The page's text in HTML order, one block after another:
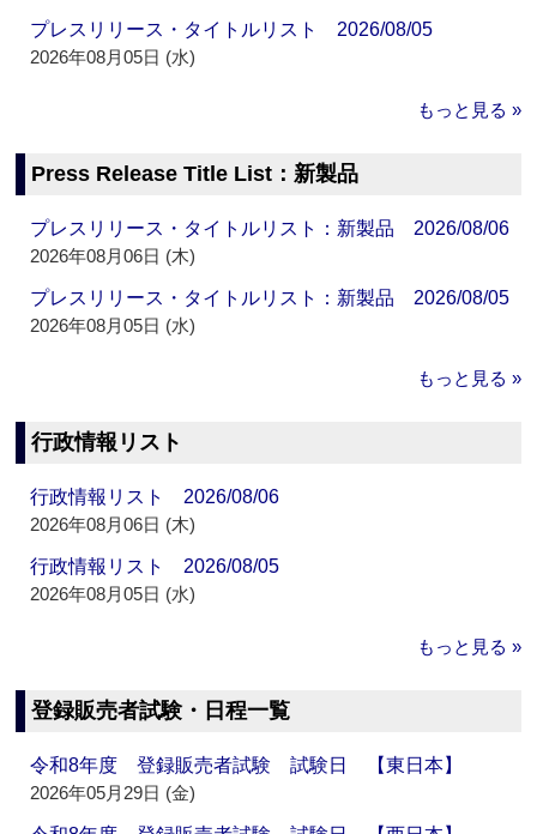
プレスリリース・タイトルリスト 2026/08/05
2026年08月05日 (水)
もっと見る »
Press Release Title List：新製品
プレスリリース・タイトルリスト：新製品 2026/08/06
2026年08月06日 (木)
プレスリリース・タイトルリスト：新製品 2026/08/05
2026年08月05日 (水)
もっと見る »
行政情報リスト
行政情報リスト 2026/08/06
2026年08月06日 (木)
行政情報リスト 2026/08/05
2026年08月05日 (水)
もっと見る »
登録販売者試験・日程一覧
令和8年度 登録販売者試験 試験日 【東日本】
2026年05月29日 (金)